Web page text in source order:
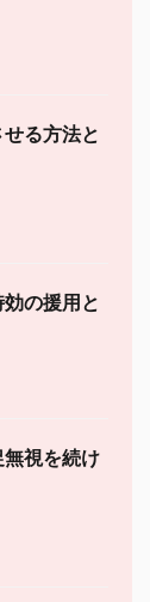
る方法と
の援用と
視を続け